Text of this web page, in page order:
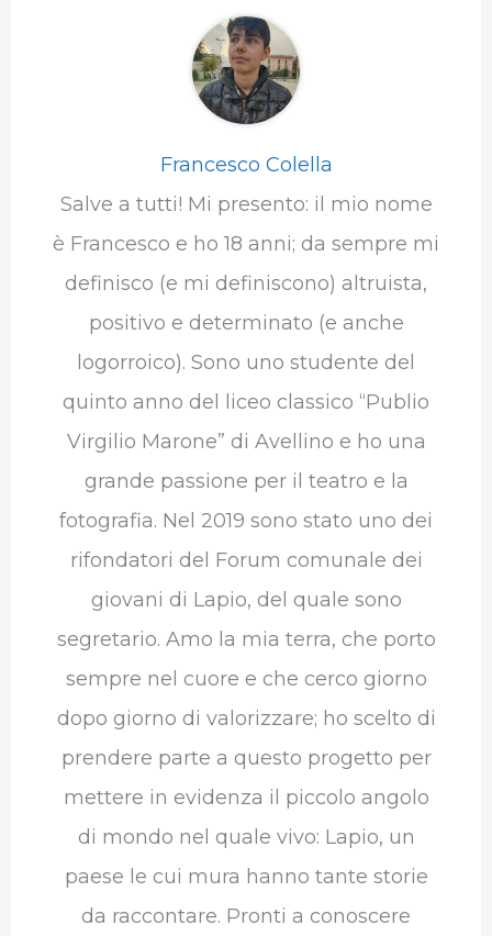
Francesco Colella
Salve a tutti! Mi presento: il mio nome
è Francesco e ho 18 anni; da sempre mi
definisco (e mi definiscono) altruista,
positivo e determinato (e anche
logorroico). Sono uno studente del
quinto anno del liceo classico “Publio
Virgilio Marone” di Avellino e ho una
grande passione per il teatro e la
fotografia. Nel 2019 sono stato uno dei
rifondatori del Forum comunale dei
giovani di Lapio, del quale sono
segretario. Amo la mia terra, che porto
sempre nel cuore e che cerco giorno
dopo giorno di valorizzare; ho scelto di
prendere parte a questo progetto per
mettere in evidenza il piccolo angolo
di mondo nel quale vivo: Lapio, un
paese le cui mura hanno tante storie
da raccontare. Pronti a conoscere